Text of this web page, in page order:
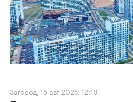
Загород, 15 авг 2025, 12:10